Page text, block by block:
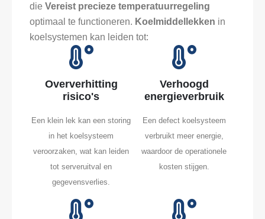
die Vereist precieze temperatuurregeling
optimaal te functioneren. Koelmiddellekken in
koelsystemen kan leiden tot:
Oververhitting
risico's
Een klein lek kan een storing
in het koelsysteem
veroorzaken, wat kan leiden
tot serveruitval en
gegevensverlies.
Verhoogd
energieverbruik
Een defect koelsysteem
verbruikt meer energie,
waardoor de operationele
kosten stijgen.